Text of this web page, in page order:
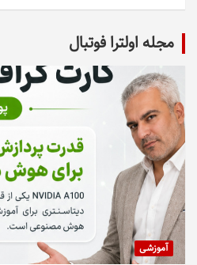
مجله اولترا فوتبال
آموزشی